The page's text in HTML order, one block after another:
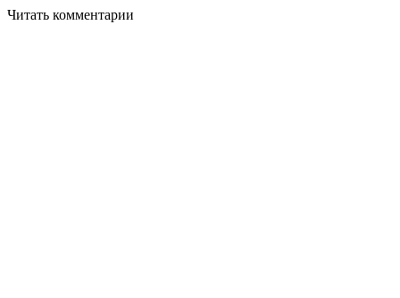
Читать комментарии